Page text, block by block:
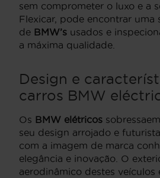
sem comprometer o luxo e a
Flexicar, pode encontrar uma
de BMW’s usados e
a máxima qualidade.
Design e
carros BMW
Os BMW elétricos
seu design arrojado e
com a imagem de marca
elegância e inovação. O
aerodinâmico destes